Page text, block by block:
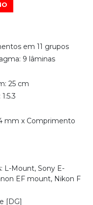
em 11 grupos
9 lâminas
25 cm
mm x Comprimento
L-Mount, Sony E-
EF mount, Nikon F
[DG]